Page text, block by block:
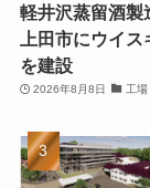
軽井沢蒸留酒製
上田市にウイ
を建設
2026年8月8日 工